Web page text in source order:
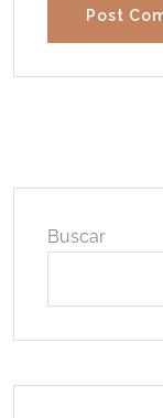
Buscar